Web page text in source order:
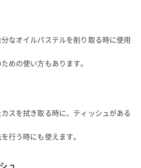
なオイルパステルを削り取る時に使用
めの使い方もあります。
スを拭き取る時に、ティッシュがある
行う時にも使えます。
ュ